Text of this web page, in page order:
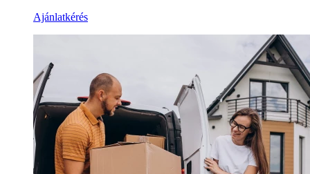
Ajánlatkérés